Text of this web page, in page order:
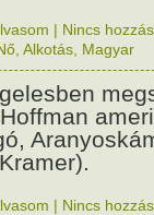
| Nincs
Alkotás Magyar
| Nincs